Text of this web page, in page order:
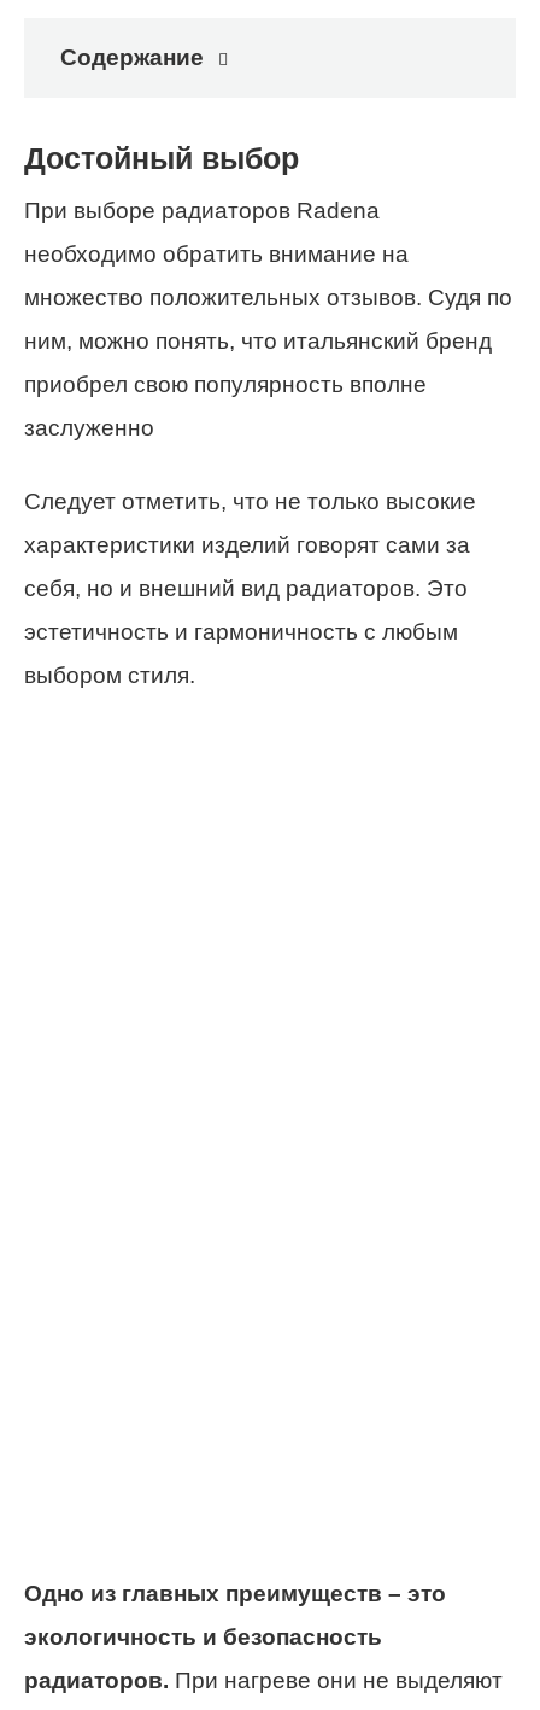
Содержание
Достойный выбор
При выборе радиаторов Radena
необходимо обратить внимание на
множество положительных отзывов. Судя по
ним, можно понять, что итальянский бренд
приобрел свою популярность вполне
заслуженно
Следует отметить, что не только высокие
характеристики изделий говорят сами за
себя, но и внешний вид радиаторов. Это
эстетичность и гармоничность с любым
выбором стиля.
Одно из главных преимуществ – это
экологичность и безопасность
радиаторов. При нагреве они не выделяют